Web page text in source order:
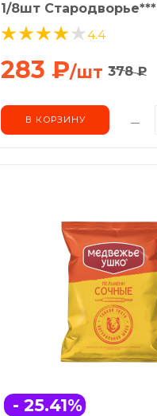
1/8шт Стародворье***
4.4
283 ₽/шт 378₽
В КОРЗИНУ
- 25.41%